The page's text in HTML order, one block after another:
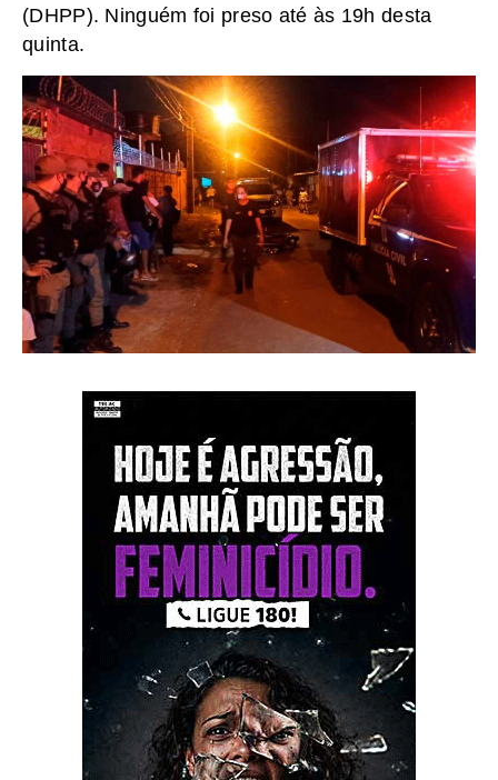
(DHPP). Ninguém foi preso até às 19h desta
quinta.